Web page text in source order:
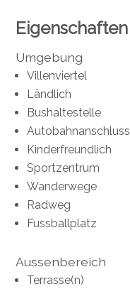
Eigenschaften
Umgebung
Villenviertel
Ländlich
Bushaltestelle
Autobahnanschluss
Kinderfreundlich
Sportzentrum
Wanderwege
Radweg
Fussballplatz
Aussenbereich
Terrasse(n)